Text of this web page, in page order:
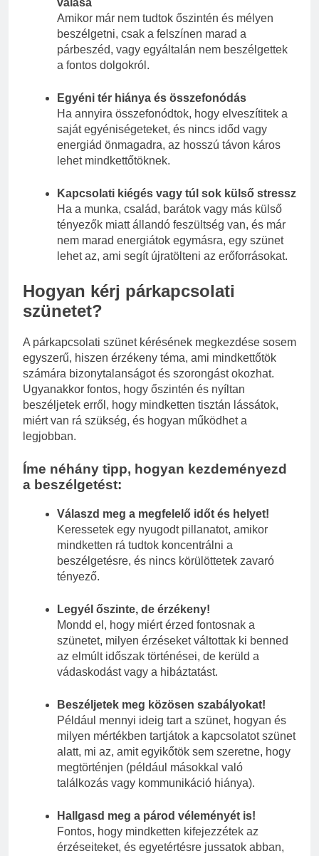
Amikor már nem tudtok őszintén és mélyen
beszélgetni, csak a felszínen marad a
párbeszéd, vagy egyáltalán nem beszélgettek
a fontos dolgokról.
Egyéni tér hiánya és összefonódás
Ha annyira összefonódtok, hogy elveszítitek a
saját egyéniségeteket, és nincs időd vagy
energiád önmagadra, az hosszú távon káros
lehet mindkettőtöknek.
Kapcsolati kiégés vagy túl sok külső stressz
Ha a munka, család, barátok vagy más külső
tényezők miatt állandó feszültség van, és már
nem marad energiátok egymásra, egy szünet
lehet az, ami segít újratölteni az erőforrásokat.
Hogyan kérj párkapcsolati
szünetet?
A párkapcsolati szünet kérésének megkezdése sosem
egyszerű, hiszen érzékeny téma, ami mindkettőtök
számára bizonytalanságot és szorongást okozhat.
Ugyanakkor fontos, hogy őszintén és nyíltan
beszéljetek erről, hogy mindketten tisztán lássátok,
miért van rá szükség, és hogyan működhet a
legjobban.
Íme néhány tipp, hogyan kezdeményezd
a beszélgetést:
Válaszd meg a megfelelő időt és helyet!
Keressetek egy nyugodt pillanatot, amikor
mindketten rá tudtok koncentrálni a
beszélgetésre, és nincs körülöttetek zavaró
tényező.
Legyél őszinte, de érzékeny!
Mondd el, hogy miért érzed fontosnak a
szünetet, milyen érzéseket váltottak ki benned
az elmúlt időszak történései, de kerüld a
vádaskodást vagy a hibáztatást.
Beszéljetek meg közösen szabályokat!
Például mennyi ideig tart a szünet, hogyan és
milyen mértékben tartjátok a kapcsolatot szünet
alatt, mi az, amit egyikőtök sem szeretne, hogy
megtörténjen (például másokkal való
találkozás vagy kommunikáció hiánya).
Hallgasd meg a párod véleményét is!
Fontos, hogy mindketten kifejezzétek az
érzéseiteket, és egyetértésre jussatok abban,